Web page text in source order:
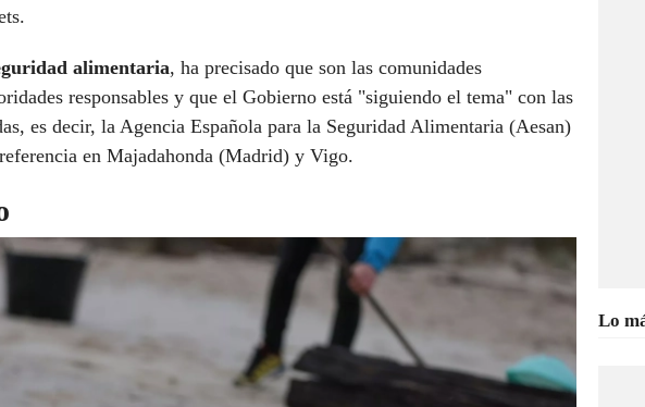
alimentaria, ha precisado que son las comunidades
responsables y que el Gobierno está "siguiendo el tema" con las
es decir, la Agencia Española para la Seguridad Alimentaria (Aesan)
en Majadahonda (Madrid) y Vigo.
Lo